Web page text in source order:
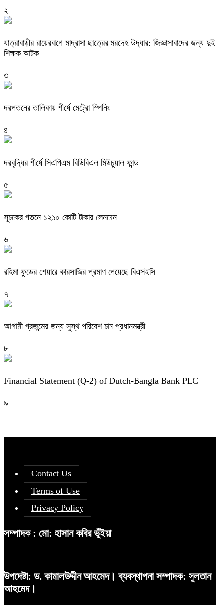
২
যাত্রাবাড়ীর রায়েরবাগে মাদ্রাসা ছাত্রের মরদেহ উদ্ধার: জিজ্ঞাসাবাদের জন্য দুই
শিক্ষক আটক
৩
দরপতনের তালিকায় শীর্ষে মেট্রো স্পিনিং
৪
দরবৃদ্ধির শীর্ষে সিএপিএম বিডিবিএল মিউচুয়াল ফান্ড
৫
সূচকের পতনে ১২১০ কোটি টাকার লেনদেন
৬
রহিমা ফুডের শেয়ারে কারসাজির প্রমাণ পেয়েছে বিএসইসি
৭
আগামী প্রজন্মের জন্য সুস্থ পরিবেশ চান প্রধানমন্ত্রী
৮
Financial Statement (Q-2) of Dutch-Bangla Bank PLC
৯
Contact Us
Terms of Use
Privacy Policy
সম্পাদক : মো: হাসান কবির ভূঁইয়া
উপদেষ্টা: ড. কামালউদ্দীন আহমেদ। ব্যবস্থাপনা সম্পাদক: সুলতান
আহমেদ।